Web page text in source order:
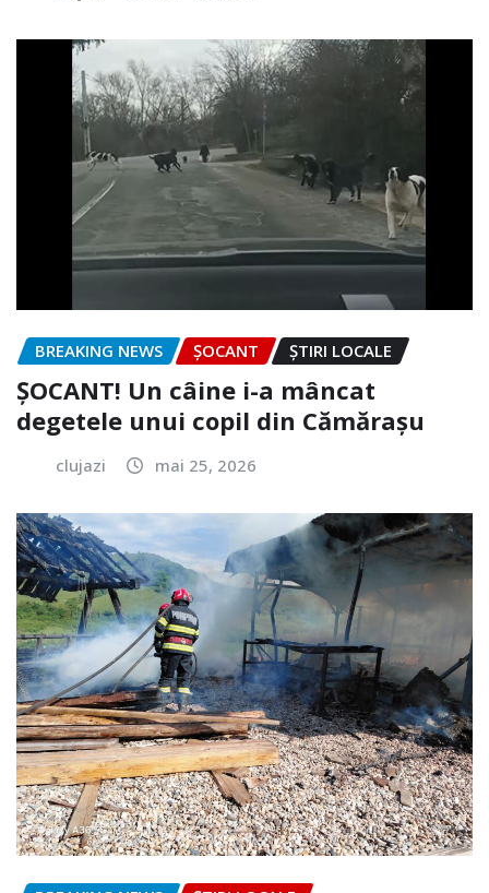
BREAKING NEWS ȘOCANT ȘTIRI LOCALE
ȘOCANT! Un câine i-a mâncat
degetele unui copil din Cămărașu
clujazi mai 25, 2026